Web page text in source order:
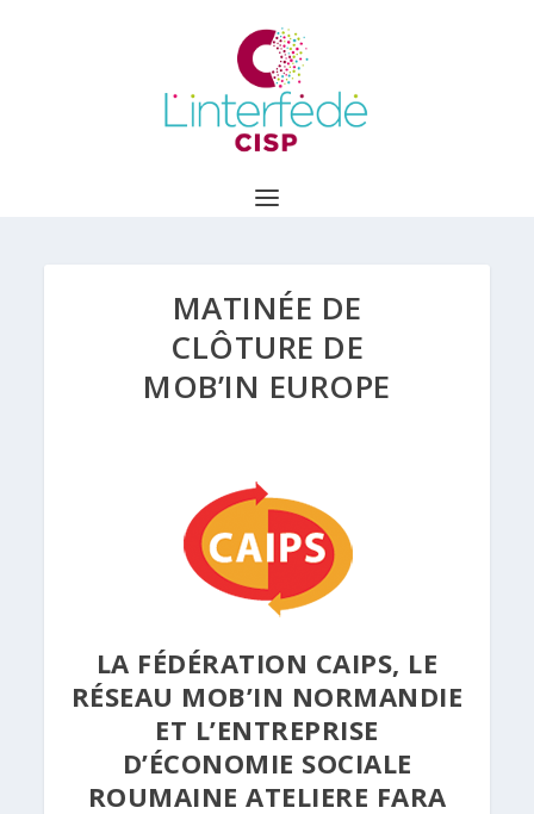
MATINÉE DE
CLÔTURE DE
MOB’IN EUROPE
LA FÉDÉRATION CAIPS, LE
RÉSEAU MOB’IN NORMANDIE
ET L’ENTREPRISE
D’ÉCONOMIE SOCIALE
ROUMAINE ATELIERE FARA